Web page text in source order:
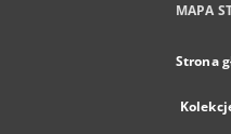
MAPA
Strona